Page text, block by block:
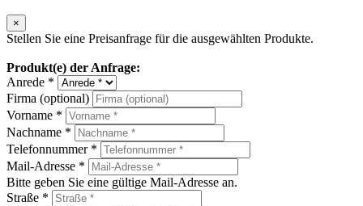
×
Stellen Sie eine Preisanfrage für die ausgewählten Produkte.
Produkt(e) der Anfrage:
Anrede *
Firma (optional)
Vorname *
Nachname *
Telefonnummer *
Mail-Adresse *
Bitte geben Sie eine gültige Mail-Adresse an.
Straße *